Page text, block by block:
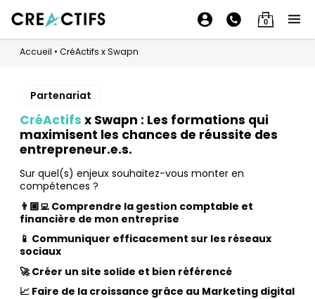
0
Accueil • CréActifs x Swapn
Partenariat
CréActifs x Swapn : Les formations qui
maximisent les chances de réussite des
entrepreneur.e.s.
Sur quel(s) enjeux souhaitez-vous monter en
compétences ?
👨🏼‍💻 Comprendre la gestion comptable et
financière de mon entreprise
📱 Communiquer efficacement sur les réseaux
sociaux
🚀 Créer un site solide et bien référencé
📈 Faire de la croissance grâce au Marketing digital